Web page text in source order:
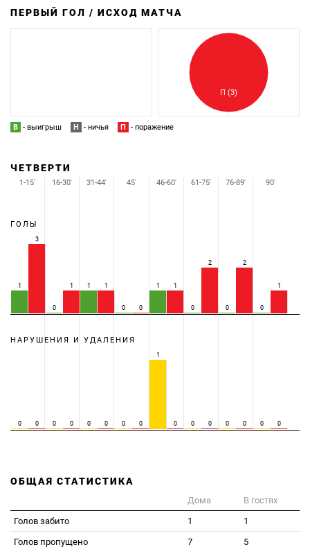
ПЕРВЫЙ ГОЛ / ИСХОД МАТЧА
П (3)
В - выигрыш Н - ничья П - поражение
ЧЕТВЕРТИ
ГОЛЫ
1
3
0
1 1 1
0 0
1 1
0
2
0
2
0
1
НАРУШЕНИЯ И УДАЛЕНИЯ
0 0 0 0 0 0 0 0
1
0 0 0 0 0 0 0
1-15' 16-30' 31-44' 45' 46-60' 61-75' 76-89' 90'
ОБЩАЯ СТАТИСТИКА
Дома
В гостях
Голов забито
1
1
Голов пропущено
7
5